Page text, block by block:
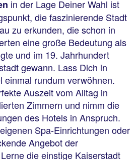
in der Lage Deiner Wahl ist
die faszinierende Stadt
zu erkunden, die schon in
eine große Bedeutung als
und im 19. Jahrhundert
gewann. Lass Dich in
einmal rundum verwöhnen.
Auszeit vom Alltag in
Zimmern und nimm die
des Hotels in Anspruch.
Spa-Einrichtungen oder
Angebot der
die einstige Kaiserstadt